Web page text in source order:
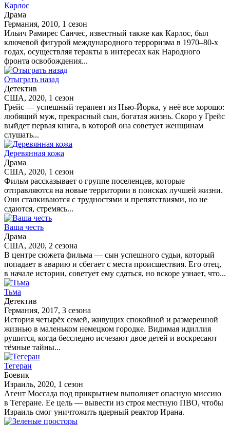
Карлос
Драма
Германия, 2010, 1 сезон
Ильич Рамирес Санчес, известный также как Карлос, был
ключевой фигурой международного терроризма в 1970–80-х
годах, осуществляя теракты в интересах как Народного
фронта освобождения...
Отыграть назад
Детектив
США, 2020, 1 сезон
Грейс — успешный терапевт из Нью-Йорка, у неё все хорошо:
любящий муж, прекрасный сын, богатая жизнь. Скоро у Грейс
выйдет первая книга, в которой она советует женщинам
слушать...
Деревянная кожа
Драма
США, 2020, 1 сезон
Фильм рассказывает о группе поселенцев, которые
отправляются на новые территории в поисках лучшей жизни.
Они сталкиваются с трудностями и препятствиями, но не
сдаются, стремясь...
Ваша честь
Драма
США, 2020, 2 сезона
В центре сюжета фильма — сын успешного судьи, который
попадает в аварию и сбегает с места происшествия. Его отец,
в начале истории, советует ему сдаться, но вскоре узнает, что...
Тьма
Детектив
Германия, 2017, 3 сезона
История четырёх семей, живущих спокойной и размеренной
жизнью в маленьком немецком городке. Видимая идиллия
рушится, когда бесследно исчезают двое детей и воскресают
тёмные тайны...
Тегеран
Боевик
Израиль, 2020, 1 сезон
Агент Моссада под прикрытием выполняет опасную миссию
в Тегеране. Ее цель — вывести из строя местную ПВО, чтобы
Израиль смог уничтожить ядерный реактор Ирана.